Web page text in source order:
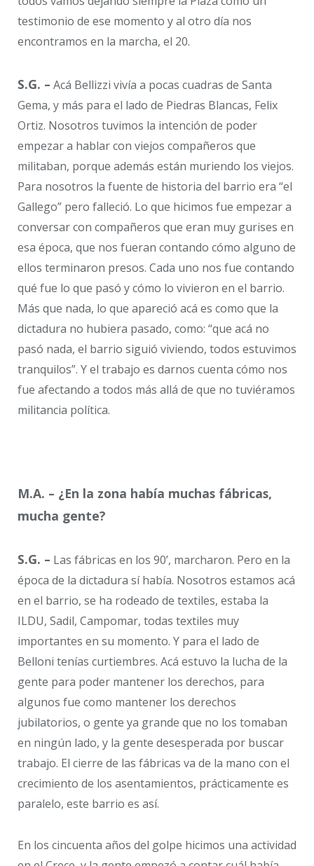
testimonio de ese momento y al otro día nos
encontramos en la marcha, el 20.
S.G. – Acá Bellizzi vivía a pocas cuadras de Santa
Gema, y más para el lado de Piedras Blancas, Felix
Ortiz. Nosotros tuvimos la intención de poder
empezar a hablar con viejos compañeros que
militaban, porque además están muriendo los viejos.
Para nosotros la fuente de historia del barrio era “el
Gallego” pero falleció. Lo que hicimos fue empezar a
conversar con compañeros que eran muy gurises en
esa época, que nos fueran contando cómo alguno de
ellos terminaron presos. Cada uno nos fue contando
qué fue lo que pasó y cómo lo vivieron en el barrio.
Más que nada, lo que apareció acá es como que la
dictadura no hubiera pasado, como: “que acá no
pasó nada, el barrio siguió viviendo, todos estuvimos
tranquilos”. Y el trabajo es darnos cuenta cómo nos
fue afectando a todos más allá de que no tuviéramos
militancia política.
M.A. – ¿En la zona había muchas fábricas,
mucha gente?
S.G. – Las fábricas en los 90’, marcharon. Pero en la
época de la dictadura sí había. Nosotros estamos acá
en el barrio, se ha rodeado de textiles, estaba la
ILDU, Sadil, Campomar, todas textiles muy
importantes en su momento. Y para el lado de
Belloni tenías curtiembres. Acá estuvo la lucha de la
gente para poder mantener los derechos, para
algunos fue como mantener los derechos
jubilatorios, o gente ya grande que no los tomaban
en ningún lado, y la gente desesperada por buscar
trabajo. El cierre de las fábricas va de la mano con el
crecimiento de los asentamientos, prácticamente es
paralelo, este barrio es así.
En los cincuenta años del golpe hicimos una actividad